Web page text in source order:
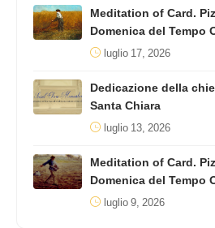
Meditation of Card.
Domenica del Tempo
luglio 17, 2026
Dedicazione della
Santa Chiara
luglio 13, 2026
Meditation of Card.
Domenica del Tempo
luglio 9, 2026